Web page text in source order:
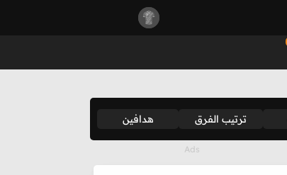
ترتيب الفرق هدافين